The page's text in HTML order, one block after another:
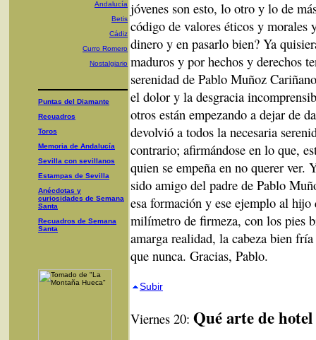
Andalucía
Betis
Cádiz
Curro Romero
Nostalgiario
Puntas del Diamante
Recuadros
Toros
Memoria de Andalucía
Sevilla con sevillanos
Estampas de Sevilla
Anécdotas y
curiosidades de Semana
Santa
Recuadros de Semana
Santa
jóvenes son esto, lo otro y lo de
código de valores éticos y morales
dinero y en pasarlo bien? Ya
maduros y por hechos y derechos
serenidad de Pablo Muñoz
el dolor y la desgracia
otros están empezando a dejar de
devolvió a todos la necesaria
contrario; afirmándose en lo que,
quien se empeña en no querer ver.
sido amigo del padre de Pablo
esa formación y ese ejemplo al
milímetro de firmeza, con los pies
amarga realidad, la cabeza bien
que nunca. Gracias, Pablo.
Subir
Viernes 20: Qué arte de hotel